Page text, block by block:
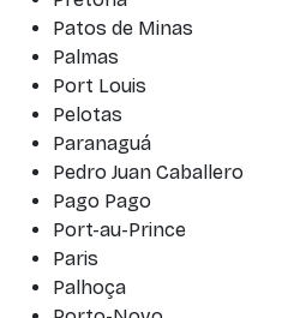
Patos de Minas
Palmas
Port Louis
Pelotas
Paranaguá
Pedro Juan Caballero
Pago Pago
Port-au-Prince
Paris
Palhoça